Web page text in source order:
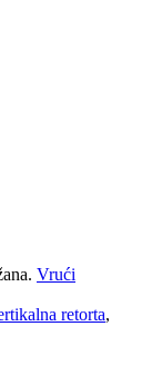
Vrući
retorta,